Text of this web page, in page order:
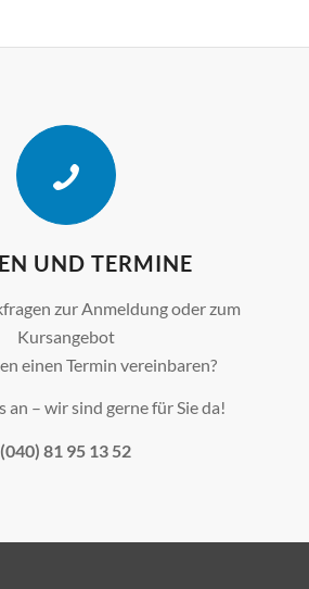
UND TERMINE
zur Anmeldung oder zum
Kursangebot
einen Termin vereinbaren?
an – wir sind gerne für Sie da!
(040) 81 95 13 52